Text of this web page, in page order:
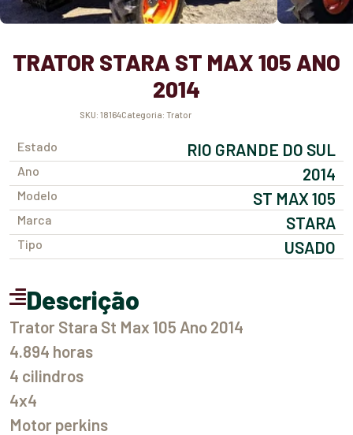
TRATOR STARA ST MAX 105 ANO
2014
SKU: 18164 Categoria: Trator
Estado RIO GRANDE DO SUL
Ano 2014
Modelo ST MAX 105
Marca STARA
Tipo USADO
Descrição
Trator Stara St Max 105 Ano 2014
4.894 horas
4 cilindros
4x4
Motor perkins